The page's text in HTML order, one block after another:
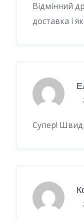
Відмінний
доставка і
Супер!